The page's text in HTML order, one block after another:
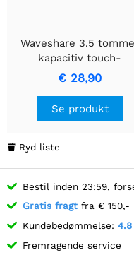
Waveshare 3.5
kapacitiv touch-
skærmmodul, 320×480
opløsning, indlejret
ST7796S skærmdriver
FT6336U kapacitiv
€ 28,90
Se produkt
 Ryd liste
Bestil inden 23:59,
Gratis fragt fra € 150,-
Kundebedømmelse: 4.8
Fremragende service